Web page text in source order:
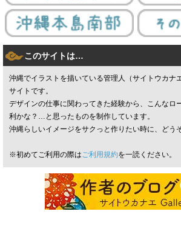
このサイトは…
沖縄でイラストを描いている管理人（サイトウカナ
サイトです。
デザインの仕事に関わってきた経験から、こんなロ
利かな？…と思ったものを制作しています。
沖縄らしいイメージをサクっと作りたい時に、どう
※初めてご利用の際はご利用規約を一読ください。